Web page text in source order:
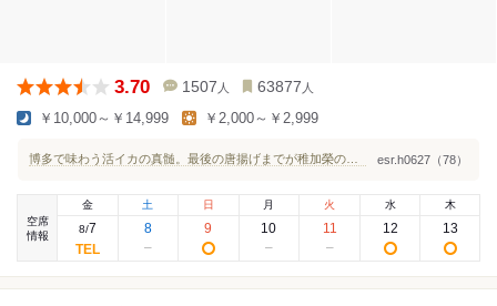
3.70 1507 人 63877 人
￥10,000～￥14,999 ￥2,000～￥2,999
博多で味わう活イカの真髄。最後の唐揚げまでが稚加榮の醍醐味 esr.h0627（78）
空席
情報
金
8/7
土
8
日
9
月
10
火
11
水
12
木
13